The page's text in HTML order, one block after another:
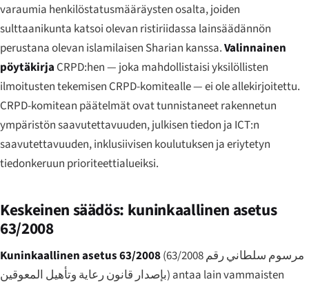
varaumia henkilöstatusmääräysten osalta, joiden
sulttaanikunta katsoi olevan ristiriidassa lainsäädännön
perustana olevan islamilaisen Sharian kanssa.Valinnainen
pöytäkirja CRPD:hen — joka mahdollistaisi yksilöllisten
ilmoitusten tekemisen CRPD-komitealle — ei ole allekirjoitettu.
CRPD-komitean päätelmät ovat tunnistaneet rakennetun
ympäristön saavutettavuuden, julkisen tiedon ja ICT:n
saavutettavuuden, inklusiivisen koulutuksen ja eriytetyn
tiedonkeruun prioriteettialueiksi.
Keskeinen säädös: kuninkaallinen asetus
63/2008
Kuninkaallinen asetus 63/2008(مرسوم سلطاني رقم 63/2008
بإصدار قانون رعاية وتأهيل المعوقين) antaa lain vammaisten